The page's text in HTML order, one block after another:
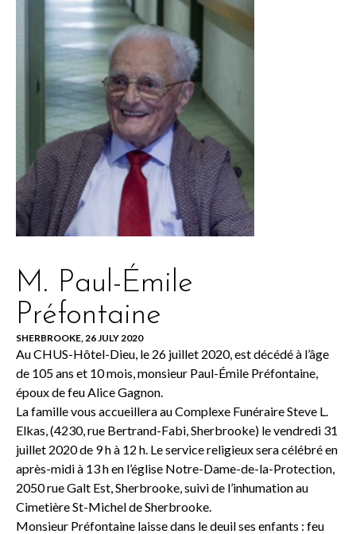
M. Paul-Émile
Préfontaine
SHERBROOKE, 26 JULY 2020
Au CHUS-Hôtel-Dieu, le 26 juillet 2020, est décédé à l’âge
de 105 ans et 10 mois, monsieur Paul-Émile Préfontaine,
époux de feu Alice Gagnon.
La famille vous accueillera au Complexe Funéraire Steve L.
Elkas, (4230, rue Bertrand-Fabi, Sherbrooke) le vendredi 31
juillet 2020 de 9 h à 12 h. Le service religieux sera célébré en
après-midi à 13 h en l’église Notre-Dame-de-la-Protection,
2050 rue Galt Est, Sherbrooke, suivi de l’inhumation au
Cimetière St-Michel de Sherbrooke.
Monsieur Préfontaine laisse dans le deuil ses enfants : feu